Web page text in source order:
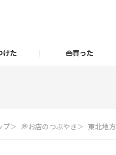
けた 👜買った
プ＞ 💭お店のつぶやき ＞ 東北地方